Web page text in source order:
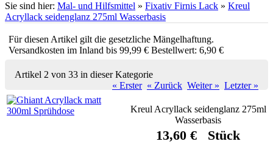
Sie sind hier: Mal- und Hilfsmittel » Fixativ Firnis Lack » Kreul
Acryllack seidenglanz 275ml Wasserbasis
Für diesen Artikel gilt die gesetzliche Mängelhaftung.
Versandkosten im Inland bis 99,99 € Bestellwert: 6,90 €
Artikel 2 von 33 in dieser Kategorie
« Erster « Zurück Weiter » Letzter »
Kreul Acryllack seidenglanz 275ml
Wasserbasis
13,60 € Stück